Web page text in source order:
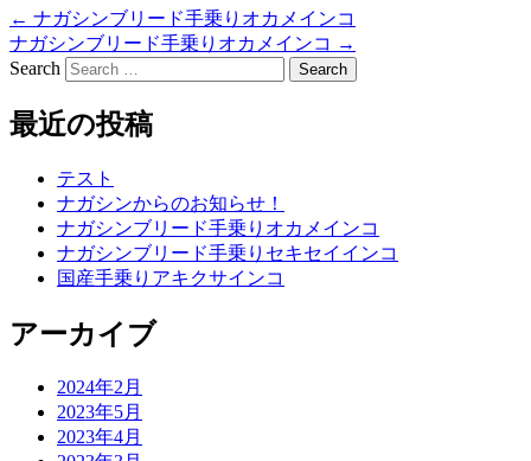
← ナガシンブリード手乗りオカメインコ
ナガシンブリード手乗りオカメインコ →
Search
最近の投稿
テスト
ナガシンからのお知らせ！
ナガシンブリード手乗りオカメインコ
ナガシンブリード手乗りセキセイインコ
国産手乗りアキクサインコ
アーカイブ
2024年2月
2023年5月
2023年4月